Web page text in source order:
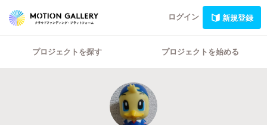
ログイン 新規登録
プロジェクトを探す プロジェクトを始める